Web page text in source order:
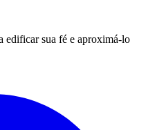
edificar sua fé e aproximá-lo